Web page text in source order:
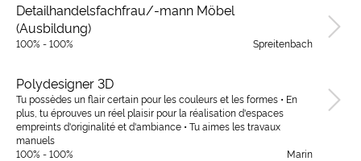
Detailhandelsfachfrau/-mann Möbel
(Ausbildung)
100% - 100% Spreitenbach
Polydesigner 3D
Tu possèdes un flair certain pour les couleurs et les formes • En
plus, tu éprouves un réel plaisir pour la réalisation d'espaces
empreints d'originalité et d'ambiance • Tu aimes les travaux
manuels
100% - 100%
Marin